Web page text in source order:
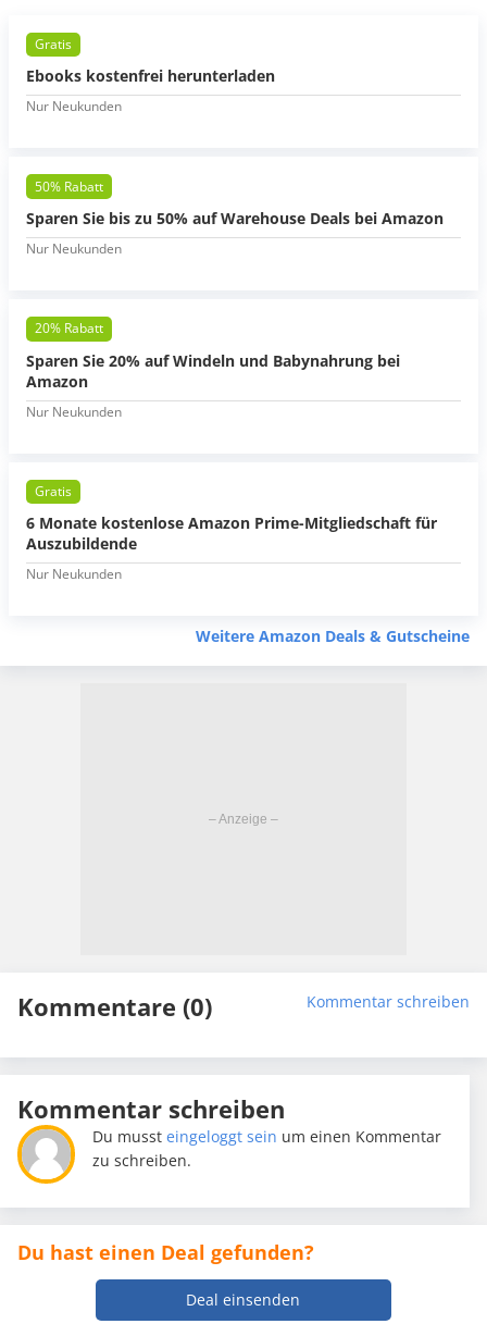
Gratis
Ebooks kostenfrei herunterladen
Nur Neukunden
50% Rabatt
Sparen Sie bis zu 50% auf Warehouse Deals bei Amazon
Nur Neukunden
20% Rabatt
Sparen Sie 20% auf Windeln und Babynahrung bei
Amazon
Nur Neukunden
Gratis
6 Monate kostenlose Amazon Prime-Mitgliedschaft für
Auszubildende
Nur Neukunden
Weitere Amazon Deals & Gutscheine
Kommentare (0) Kommentar schreiben
Kommentar schreiben
Du mussteingeloggt sein um einen Kommentar
zu schreiben.
Du hast einen Deal gefunden?
Deal einsenden